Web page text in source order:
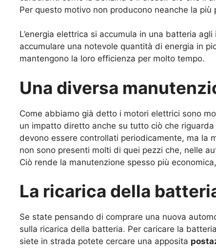
Per questo motivo non producono neanche la
L’energia elettrica si accumula in una batteria
accumulare una notevole quantità di energia in
mantengono la loro efficienza per molto tempo.
Una diversa
Come abbiamo già detto i motori elettrici sono
un impatto diretto anche su tutto ciò che
devono essere controllati periodicamente, ma la
non sono presenti molti di quei pezzi che, nelle
Ciò rende la manutenzione spesso più
La ricarica della
Se state pensando di comprare una nuova
sulla ricarica della batteria. Per caricare la
siete in strada potete cercare una apposita